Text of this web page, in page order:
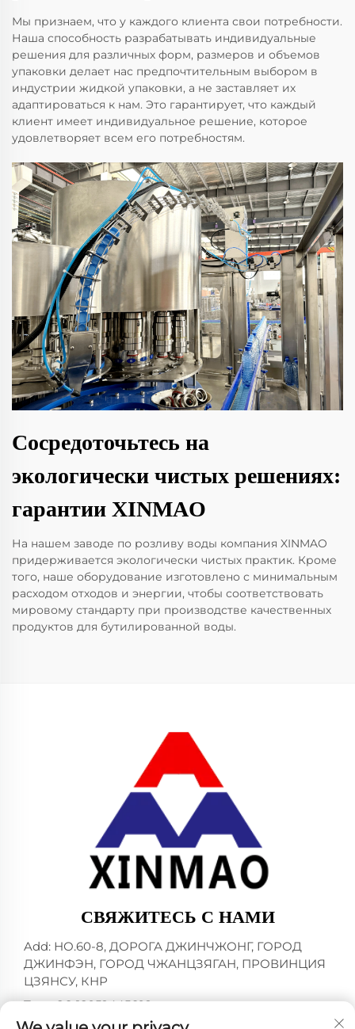
Мы признаем, что у каждого клиента свои потребности.
Наша способность разрабатывать индивидуальные
решения для различных форм, размеров и объемов
упаковки делает нас предпочтительным выбором в
индустрии жидкой упаковки, а не заставляет их
адаптироваться к нам. Это гарантирует, что каждый
клиент имеет индивидуальное решение, которое
удовлетворяет всем его потребностям.
Сосредоточьтесь на
экологически чистых решениях:
гарантии XINMAO
На нашем заводе по розливу воды компания XINMAO
придерживается экологически чистых практик. Кроме
того, наше оборудование изготовлено с минимальным
расходом отходов и энергии, чтобы соответствовать
мировому стандарту при производстве качественных
продуктов для бутилированной воды.
СВЯЖИТЕСЬ С НАМИ
Add: НО.60-8, ДОРОГА ДЖИНЧЖОНГ, ГОРОД
ДЖИНФЭН, ГОРОД ЧЖАНЦЗЯГАН, ПРОВИНЦИЯ
ЦЗЯНСУ, КНР
Тел.:+86-18952445692